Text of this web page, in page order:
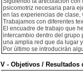
psicomotriz necesaria para
en las experiencias de
Trabajamos con diferentes
El encuadre de trabajo que
intercambio dentro del grupo
una amplia red que da lugar
Por último se introducirán
V - Objetivos / Resultados